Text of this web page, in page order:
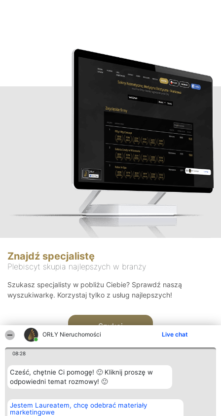
ORŁY Nieruchomości Live chat
08:28
Cześć, chętnie Ci pomogę! 🙂 Kliknij proszę w
odpowiedni temat rozmowy! 🙂
Jestem Laureatem, chcę odebrać materiały
marketingowe
Znajdź specjalistę
Plebiscyt skupia najlepszych w branży
Szukasz specjalisty w pobliżu Ciebie? Sprawdź naszą
wyszukiwarkę. Korzystaj tylko z usług najlepszych!
Szukaj
Organizator plebiscytu
Bright Side Solutions sp. z o.
o. sp. k.
Plebiscyt
Laureaci
Kontakt
Kontakt